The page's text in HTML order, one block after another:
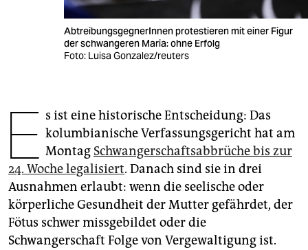
veranstaltungen
genossenschaft
epaper login
AbtreibungsgegnerInnen protestieren mit einer Figur
der schwangeren Maria: ohne Erfolg
Foto: Luisa Gonzalez/reuters
E s ist eine historische Entscheidung: Das
kolumbianische Verfassungsgericht hat am
Montag Schwangerschaftsabbrüche bis zur
24. Woche legalisiert. Danach sind sie in drei
Ausnahmen erlaubt: wenn die seelische oder
körperliche Gesundheit der Mutter gefährdet, der
Fötus schwer missgebildet oder die
Schwangerschaft Folge von Vergewaltigung ist.